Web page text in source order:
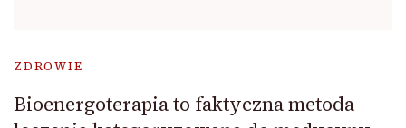
ZDROWIE
Bioenergoterapia to faktyczna metoda